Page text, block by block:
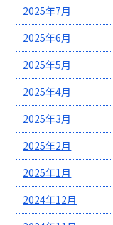
2025年7月
2025年6月
2025年5月
2025年4月
2025年3月
2025年2月
2025年1月
2024年12月